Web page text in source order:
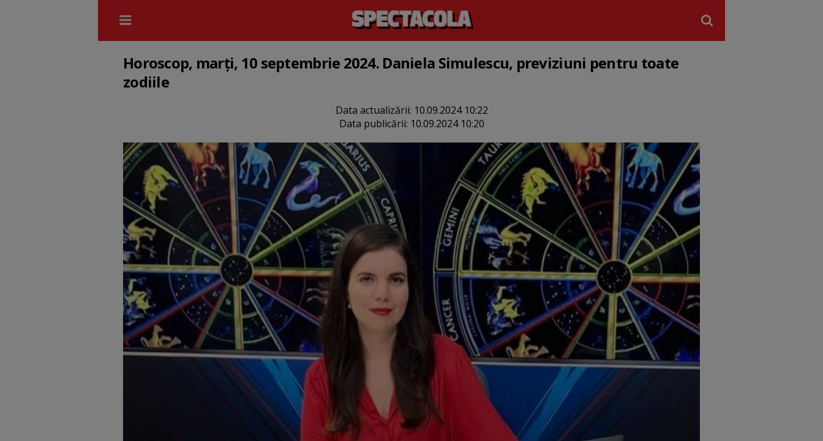
Horoscop, marți, 10 septembrie 2024. Daniela Simulescu, previziuni pentru toate
zodiile
Data actualizării: 10.09.2024 10:22
Data publicării: 10.09.2024 10:20